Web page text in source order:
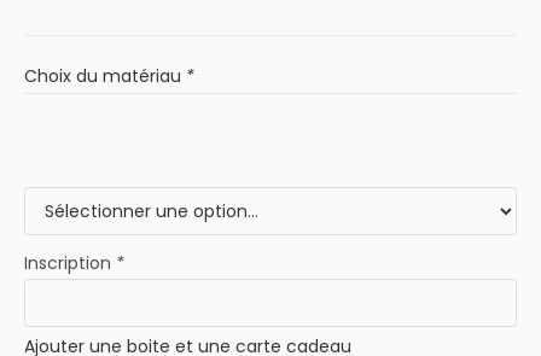
Choix du matériau *
Inscription *
Ajouter une boite et une carte cadeau